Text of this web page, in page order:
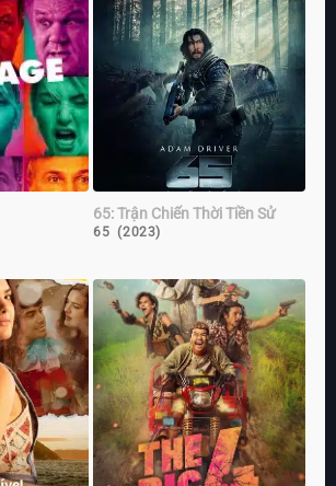
65: Trận Chiến Thời Tiền Sử
65 (2023)